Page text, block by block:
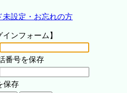
未設定・お忘れの方
インフォーム】
番号を保存
保存